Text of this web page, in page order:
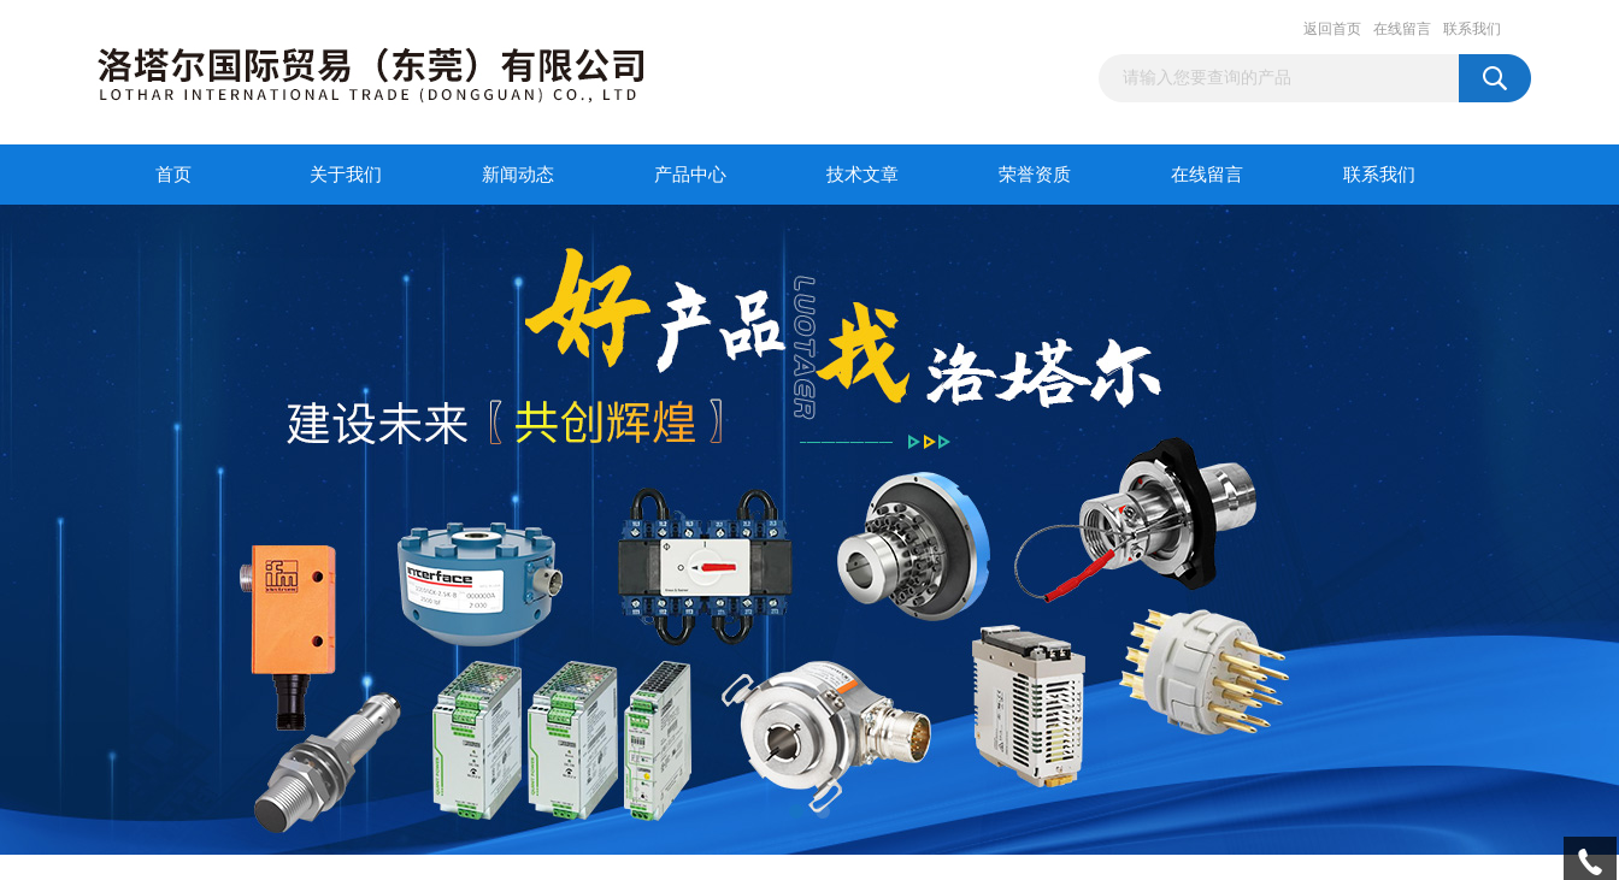
返回首页 在线留言 联系我们
首页 关于我们 新闻动态 产品中心 技术文章 荣誉资质 在线留言 联系我们